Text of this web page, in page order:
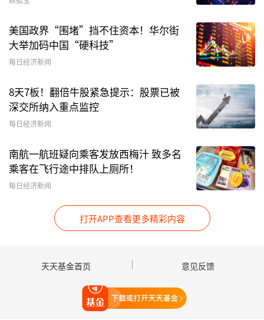
美国政界“围堵”挡不住资本！华尔街
大举加码中国“硬科技”
每日经济新闻
8天7板！翻倍牛股紧急提示：股票已被
深交所纳入重点监控
每日经济新闻
南航一航班疑向乘客发放西梅汁 致多名
乘客在飞行途中排队上厕所！
每日经济新闻
打开APP查看更多精彩内容
天天基金首页 意见反馈
打开天天基金